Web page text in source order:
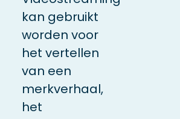
kan gebruikt
worden voor
het vertellen
van een
merkverhaal,
het